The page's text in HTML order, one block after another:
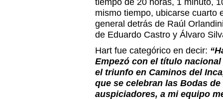
tiempo de 20 horas, 1 minuto,
mismo tiempo, ubicarse cuarto
general detrás de Raúl
de Eduardo Castro y Álvaro
Hart fue categórico en decir:
Empezó con el título
el triunfo en Caminos del
que se celebran las Bodas
auspiciadores, a mi equipo